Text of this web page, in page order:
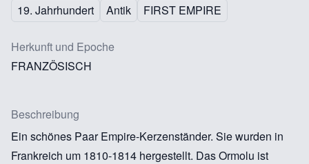
19. Jahrhundert
Antik FIRST EMPIRE
Herkunft und Epoche
FRANZÖSISCH
Beschreibung
Ein schönes Paar Empire-Kerzenständer. Sie wurden in
Frankreich um 1810-1814 hergestellt. Das Ormolu ist